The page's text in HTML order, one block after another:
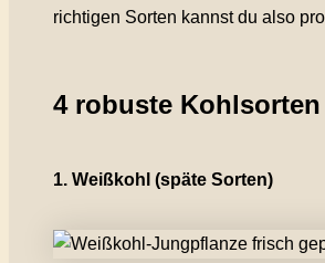
richtigen Sorten kannst du also
4 robuste
1. Weißkohl (späte Sorten)